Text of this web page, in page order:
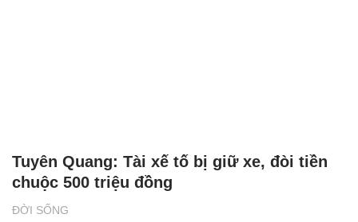
ĐỜI SỐNG
Tuyên Quang: Tài xế tố bị giữ xe, đòi tiền
chuộc 500 triệu đồng